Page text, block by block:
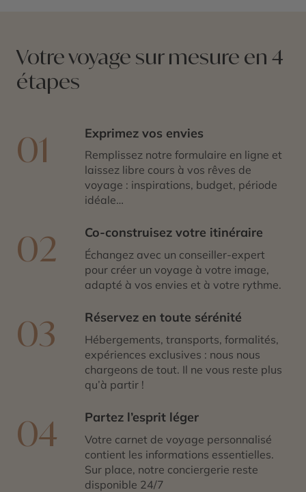
en Asie est un dépaysement constant : des rizières de
Chineà la jungle népalaise, des plages paradisiaques
deThaïlande
Mékong, la lassitude n’a pas droit de cité. Vous ne
vous aident à concevoir un séjour 100 % personnalisé
sur le continent asiatique.
Votre voyage sur mesure en 4
étapes
01 Exprimez vos envies
Remplissez notre formulaire en ligne et
laissez libre cours à vos rêves de
voyage : inspirations, budget, période
idéale…
02 Co-construisez votre itinéraire
Échangez avec un conseiller-expert
pour créer un voyage à votre image,
adapté à vos envies et à votre rythme.
03 Réservez en toute sérénité
Hébergements, transports, formalités,
expériences exclusives : nous nous
chargeons de tout. Il ne vous reste plus
qu’à partir !
04 Partez l’esprit léger
Votre carnet de voyage personnalisé
contient les informations essentielles.
Sur place, notre conciergerie reste
disponible 24/7